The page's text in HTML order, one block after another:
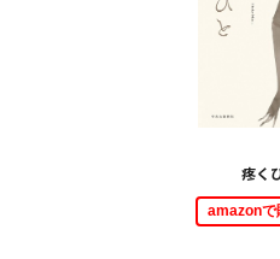
疼く
amazonで